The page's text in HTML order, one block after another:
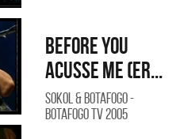
Before you
acusse me (Er...
Sokol & Botafogo -
Botafogo TV 2005